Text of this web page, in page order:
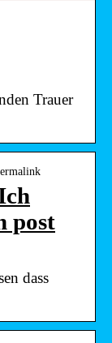
Trauer
post
dass